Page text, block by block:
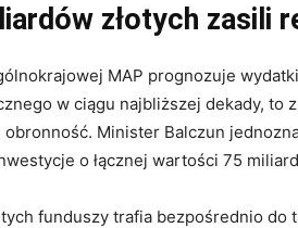
złotych zasili
MAP prognozuje
w ciągu najbliższej dekady, to
obronność. Minister Balczun
o łącznej wartości 75
funduszy trafia bezpośrednio